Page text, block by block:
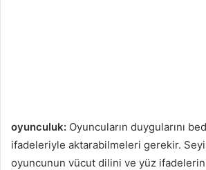
oyunculuk: Oyuncuların duygularını
ifadeleriyle aktarabilmeleri gerekir.
oyuncunun vücut dilini ve yüz